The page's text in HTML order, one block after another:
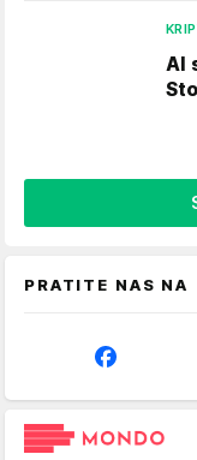
AI
PRATITE NAS NA